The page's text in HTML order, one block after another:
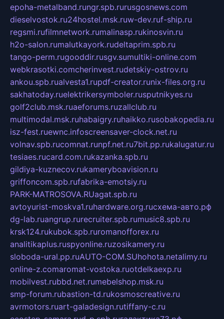
epoha-metalband.rungr.spb.rurusgosnews.com
dieselvostok.ru24hostel.msk.ruw-dev.ruf-ship.ru
regsmi.rufilmnetwork.rumalinasp.rukinosvin.ru
h2o-salon.rumalutkayork.rudeltaprim.spb.ru
tango-perm.rugooddir.rusgv.sumultiki-online.com
webkrasotki.comcherinvest.rudetskiy-ostrov.ru
ankou.spb.rualvesta1.rupdf-creator.runix-files.org.ru
sakhatoday.ruelektrikersymboler.rusputnikyes.ru
golf2club.msk.ruaeforums.ruzallclub.ru
multimodal.msk.ruhabaigry.ruhaikko.rusobakopedia.ru
isz-fest.ruewnc.infoscreensaver-clock.net.ru
volnav.spb.rucomnat.runpf.net.ru7bit.pp.rukalugatur.ru
tesiaes.rucard.com.rukazanka.spb.ru
gildiya-kuznecov.rukameryboavision.ru
griffoncom.spb.rufabrika-emotsiy.ru
PARK-MATROSOVA.RUagat.spb.ru
avtoyurist-moskva1.ruhardware.org.ruсхема-авто.рф
dg-lab.ruangrup.rurecruiter.spb.rumusic8.spb.ru
krsk124.rukubok.spb.ruromanofforex.ru
analitikaplus.ruspyonline.ruzosikamery.ru
sloboda-ural.pp.ruAUTO-COM.SUhohota.netalimy.ru
online-z.comaromat-vostoka.ruotdelkaexp.ru
mobilvest.rubbd.net.rumebelshop.msk.ru
smp-forum.rubastion-td.rukosmoscreative.ru
avrmotors.ruart-galadesign.rutiffany-c.ru